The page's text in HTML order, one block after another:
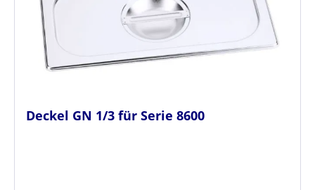
Deckel GN 1/3 für Serie 8600